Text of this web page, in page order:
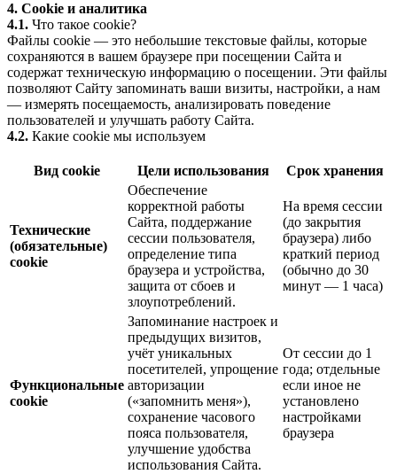
4. Cookie и аналитика
4.1. Что такое cookie?
Файлы cookie — это небольшие текстовые файлы, которые
сохраняются в вашем браузере при посещении Сайта и
содержат техническую информацию о посещении. Эти файлы
позволяют Сайту запоминать ваши визиты, настройки, а нам
— измерять посещаемость, анализировать поведение
пользователей и улучшать работу Сайта.
4.2. Какие cookie мы используем
Вид cookie Цели использования Срок хранения
Технические
(обязательные)
cookie
Обеспечение
корректной работы
Сайта, поддержание
сессии пользователя,
определение типа
браузера и устройства,
защита от сбоев и
злоупотреблений.
На время сессии
(до закрытия
браузера) либо
краткий период
(обычно до 30
минут — 1 часа)
Функциональные
cookie
Запоминание настроек и
предыдущих визитов,
учёт уникальных
посетителей, упрощение
авторизации
(«запомнить меня»),
сохранение часового
пояса пользователя,
улучшение удобства
использования Сайта.
От сессии до 1
года; отдельные
если иное не
установлено
настройками
браузера